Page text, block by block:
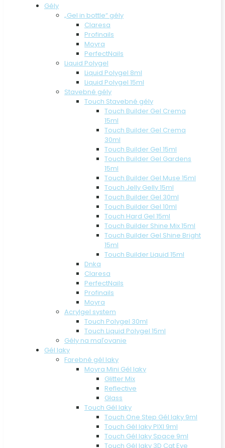
Gély
„Gel in bottle“ gély
Claresa
Profinails
Moyra
PerfectNails
Liquid Polygel
Liquid Polygel 8ml
Liquid Polygel 15ml
Stavebné gély
Touch Stavebné gély
Touch Builder Gel Crema
15ml
Touch Builder Gel Crema
30ml
Touch Builder Gel 15ml
Touch Builder Gel Gardens
15ml
Touch Builder Gel Muse 15ml
Touch Jelly Gelly 15ml
Touch Builder Gel 30ml
Touch Builder Gel 10ml
Touch Hard Gel 15ml
Touch Builder Shine Mix 15ml
Touch Builder Gel Shine Bright
15ml
Touch Builder Liquid 15ml
Dnka
Claresa
PerfectNails
Profinails
Moyra
Acrylgel system
Touch Polygel 30ml
Touch Liquid Polygel 15ml
Gély na maľovanie
Gél laky
Farebné gél laky
Moyra Mini Gél laky
Glitter Mix
Reflective
Glass
Touch Gél laky
Touch One Step Gél laky 9ml
Touch Gél laky PIXI 9ml
Touch Gél laky Space 9ml
Touch Gél laky 3D Cat Eye